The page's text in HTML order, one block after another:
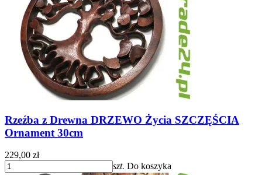
Rzeźba z Drewna DRZEWO Życia SZCZĘŚCIA
Ornament 30cm
229,00 zł
szt. Do koszyka